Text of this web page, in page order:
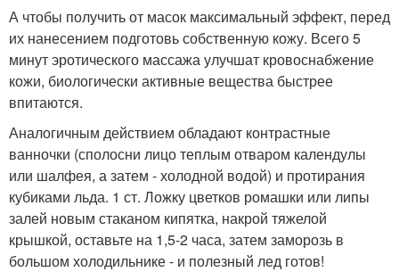
А чтобы получить от масок максимальный эффект, перед
их нанесением подготовь собственную кожу. Всего 5
минут эротического массажа улучшат кровоснабжение
кожи, биологически активные вещества быстрее
впитаются.
Аналогичным действием обладают контрастные
ванночки (сполосни лицо теплым отваром календулы
или шалфея, а затем - холодной водой) и протирания
кубиками льда. 1 ст. Ложку цветков ромашки или липы
залей новым стаканом кипятка, накрой тяжелой
крышкой, оставьте на 1,5-2 часа, затем заморозь в
большом холодильнике - и полезный лед готов!